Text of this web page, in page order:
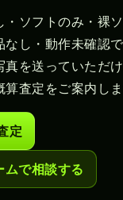
・ソフトのみ・裸
なし・動作未確認
真を送っていただ
査定をご案内しま
定
ムで相談する